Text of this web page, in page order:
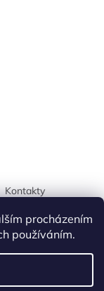
procházením
používáním.
Kontakty